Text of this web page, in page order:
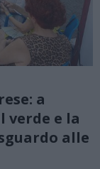
a
verde e la
alle